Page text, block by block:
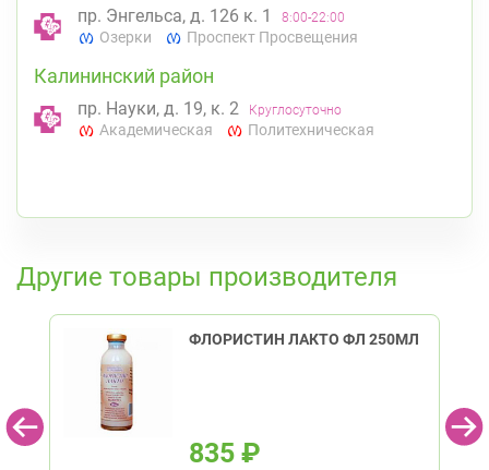
пр. Энгельса, д. 126 к. 1 8:00-22:00
Озерки Проспект Просвещения
Калининский район
пр. Науки, д. 19, к. 2 Круглосуточно
Академическая Политехническая
Проспект Ветеранов
пр. Наставников, д. 19
Ладожская
Красносельский район
Ленинский пр., д.78, к.1
Юго-Западная
Невский район
Другие товары производителя
ФЛОРИСТИН ЛАКТО ФЛ 250МЛ
835 ₽